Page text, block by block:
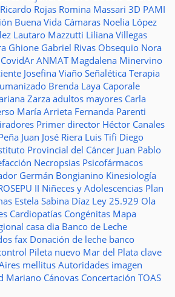
Rojas Romina Massari 3D PAMI
Buena Vida Cámaras Noelia López
Lautaro Mazzutti Liliana Villegas
Ghione Gabriel Rivas Obsequio Nora
CovidAr ANMAT Magdalena Minervino
Josefina Viaño Señalética Terapia
Brenda Laya Caporale
Zarzaadultos mayores Carla
María Arrieta Fernanda Parenti
Primer director Héctor Canales
Juan José Riera Luis Tifi Diego
Provincial del Cáncer Juan Pablo
Necropsias Psicofármacos
Germán Bongianino Kinesiología
II Niñeces y Adolescencias Plan
Estela Sabina Díaz Ley 25.929 Ola
Cardiopatías Congénitas Mapa
casa dia Banco de Leche
fax Donación de leche banco
Pileta nuevo Mar del Plata clave
mellitus Autoridades imagen
Mariano Cánovas Concertación TOAS